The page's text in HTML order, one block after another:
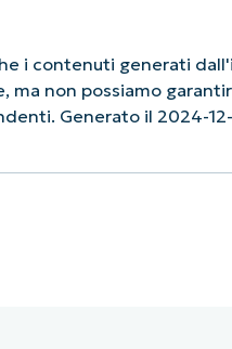
i contenuti generati
ma non possiamo
Generato il 2024-12-